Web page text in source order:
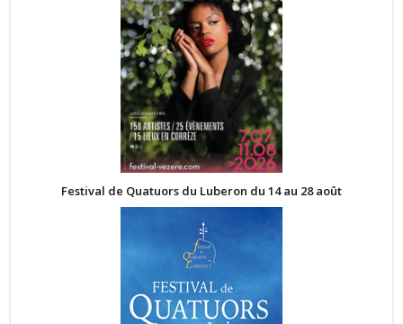
Festival de Quatuors du Luberon du 14 au 28 août